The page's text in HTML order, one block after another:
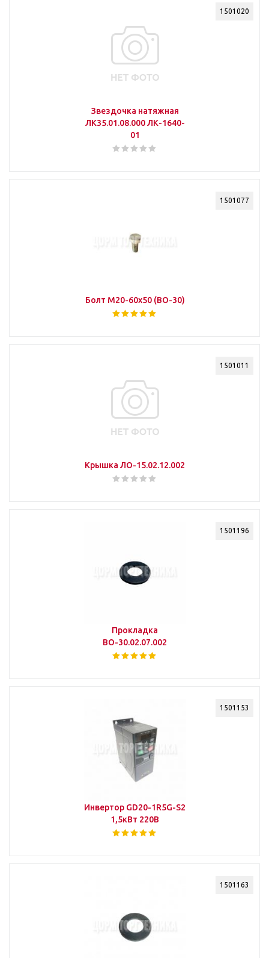
1501020
Звездочка натяжная
ЛК35.01.08.000 ЛК-1640-
01
1501077
Болт М20-60х50 (ВО-30)
1501011
Крышка ЛО-15.02.12.002
1501196
Прокладка
ВО-30.02.07.002
1501153
Инвертор GD20-1R5G-S2
1,5кВт 220В
1501163